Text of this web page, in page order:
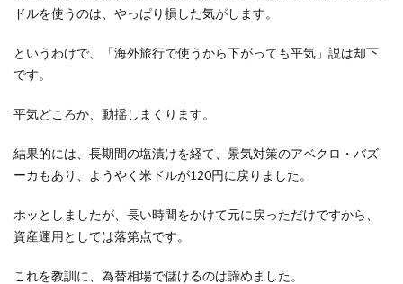
ドルを使うのは、やっぱり損した気がします。
というわけで、「海外旅行で使うから下がっても平気」説は却下
です。
平気どころか、動揺しまくります。
結果的には、長期間の塩漬けを経て、景気対策のアベクロ・バズ
ーカもあり、ようやく米ドルが120円に戻りました。
ホッとしましたが、長い時間をかけて元に戻っただけですから、
資産運用としては落第点です。
これを教訓に、為替相場で儲けるのは諦めました。